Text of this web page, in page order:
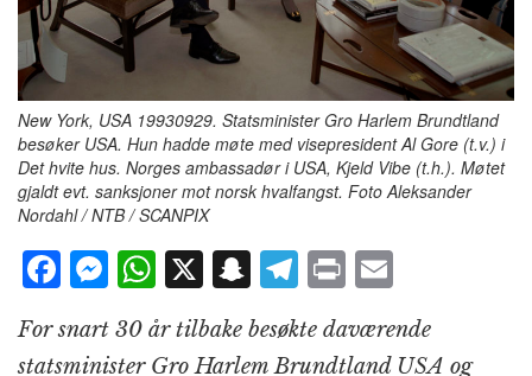
New York, USA 19930929. Statsminister Gro Harlem Brundtland
besøker USA. Hun hadde møte med visepresident Al Gore (t.v.) i
Det hvite hus. Norges ambassadør i USA, Kjeld Vibe (t.h.). Møtet
gjaldt evt. sanksjoner mot norsk hvalfangst. Foto Aleksander
Nordahl / NTB / SCANPIX
F
c
M
e
ss
W
h
at
X S
n
a
T
el
e
P
n
m
ai
For snart 30 år tilbake besøkte daværende
statsminister Gro Harlem Brundtland USA og